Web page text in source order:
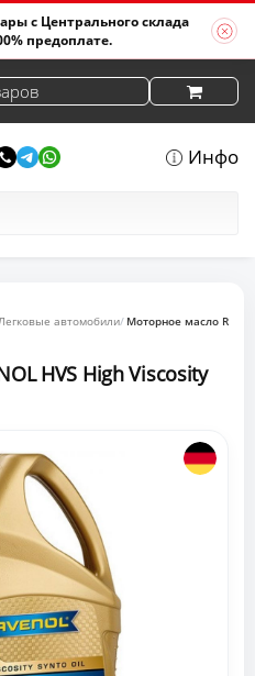
с Центрального склада
предоплате.
Инфо
Легковые автомобили Моторное масло
HVS High Viscosity